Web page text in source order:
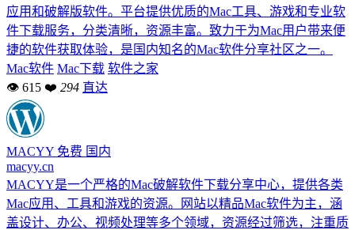
应用和破解版软件。平台提供优质的Mac工具、游戏和专业软
件下载服务，分类清晰，资源丰富。致力于为Mac用户带来便
捷的软件获取体验，是国内知名的Mac软件分享社区之一。
Mac软件 Mac下载 软件之家
👁 615 ❤ 294 直达
MACYY 免费 国内
macyy.cn
MACYY是一个严格的Mac破解软件下载分享中心，提供各类
Mac应用、工具和游戏的资源。网站以精品Mac软件为主，涵
盖设计、办公、视频处理等多个领域，资源经过筛选，注重质